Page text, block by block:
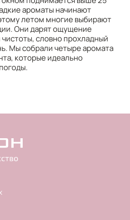
ароматы начинают
летом многие выбирают
Они дарят ощущение
словно прохладный
Мы собрали четыре аромата
которые идеально